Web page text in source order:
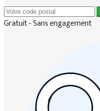
Gratuit - Sans engagement